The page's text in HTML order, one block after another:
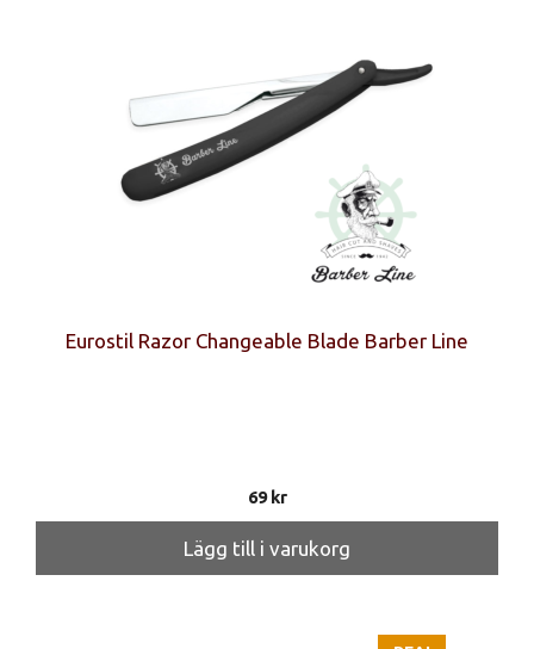
Eurostil Razor Changeable Blade Barber Line
69kr
Lägg till i varukorg